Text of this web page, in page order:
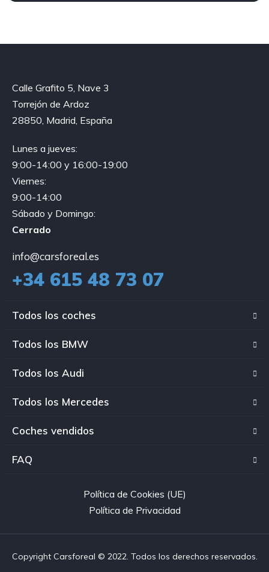
Calle Grafito 5, Nave 3
Torrejón de Ardoz
28850, Madrid, España
Lunes a jueves:
9:00-14:00 y 16:00-19:00
Viernes:
9:00-14:00
Sábado y Domingo:
Cerrado
info@carsforeal.es
+34 615 48 73 07
Todos los coches
Todos los BMW
Todos los Audi
Todos los Mercedes
Coches vendidos
FAQ
Política de Cookies (UE)
Política de Privacidad
Copyright Carsforeal © 2022. Todos los derechos reservados.